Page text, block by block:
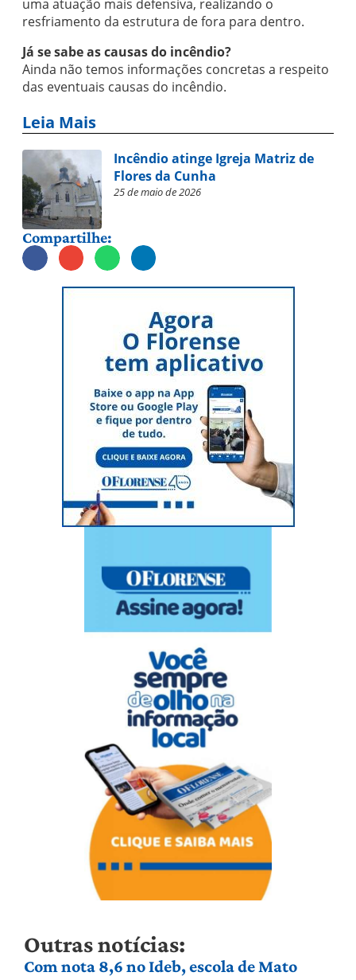
uma atuação mais defensiva, realizando o
resfriamento da estrutura de fora para dentro.
Já se sabe as causas do incêndio?
Ainda não temos informações concretas a respeito
das eventuais causas do incêndio.
Leia Mais
Incêndio atinge Igreja Matriz de
Flores da Cunha
25 de maio de 2026
Compartilhe:
Outras notícias:
Com nota 8,6 no Ideb, escola de Mato